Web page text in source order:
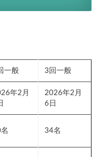
一般 3回一般
年2月
2026年2月
6日
34名